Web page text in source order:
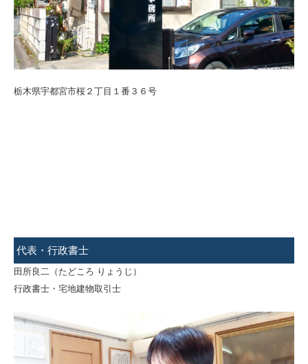
栃木県宇都宮市桜２丁目１番３６号
代表・行政書士
田所良二（たどころ りょうじ）
行政書士・宅地建物取引士